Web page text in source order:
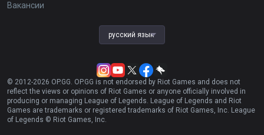
Вакансии
русский язык
© 2012-2026 OP.GG. OP.GG is not endorsed by Riot Games and does not
reflect the views or opinions of Riot Games or anyone officially involved in
producing or managing League of Legends. League of Legends and Riot
Games are trademarks or registered trademarks of Riot Games, Inc. League
of Legends © Riot Games, Inc.